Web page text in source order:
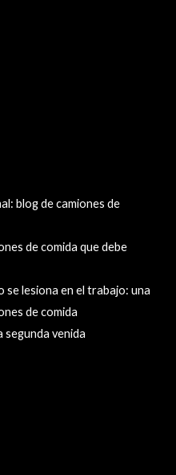
blog de camiones de
de comida que debe
se lesiona en el trabajo: una
de comida
segunda venida